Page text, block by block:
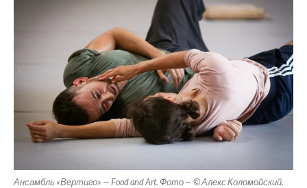
Ансамбль «Вертиго» — Food and Art. Фото — © Алекс Коломойский.